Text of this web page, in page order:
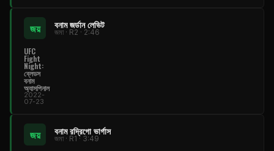
জয় বনাম জর্ডান লেভিট
জমা · R2 · 2:46
UFC
Fight
Night:
ব্লেডস
বনাম
অ্যাসপিনাল
2022-
07-23
জয় বনাম রদ্রিগো ভার্গাস
জমা · R1 · 3:49